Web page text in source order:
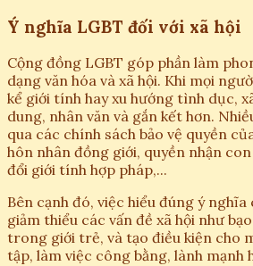
Ý nghĩa LGBT đối với xã hội
Cộng đồng LGBT góp phần làm
dạng văn hóa và xã hội. Khi mọi
kể giới tính hay xu hướng tình dục,
dung, nhân văn và gắn kết hơn.
qua các chính sách bảo vệ quyền
hôn nhân đồng giới, quyền nhận
đổi giới tính hợp pháp,...
Bên cạnh đó, việc hiểu đúng ý
giảm thiểu các vấn đề xã hội như
trong giới trẻ, và tạo điều kiện cho
tập, làm việc công bằng, lành mạnh